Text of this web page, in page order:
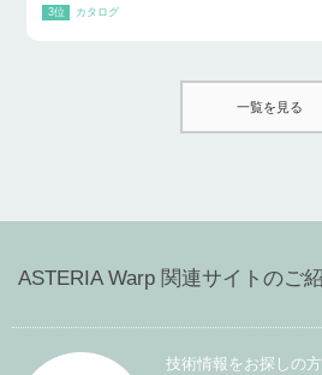
カタログ
一覧を見る
ASTERIA Warp 関連サイトのご
技術情報をお探しの方